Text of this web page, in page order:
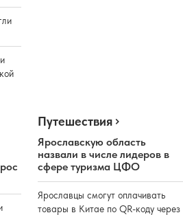
Путешествия
Ярославскую область
назвали в числе лидеров в
сфере туризма ЦФО
Ярославцы смогут оплачивать
товары в Китае по QR-коду через